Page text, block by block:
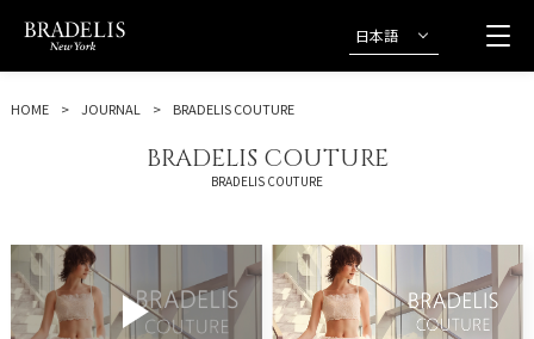
日本語
HOME JOURNAL BRADELIS COUTURE
BRADELIS COUTURE
BRADELIS COUTURE